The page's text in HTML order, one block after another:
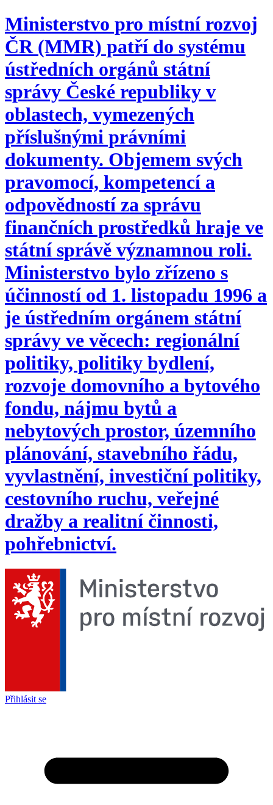
Ministerstvo pro místní rozvoj
ČR (MMR) patří do systému
ústředních orgánů státní
správy České republiky v
oblastech, vymezených
příslušnými právními
dokumenty. Objemem svých
pravomocí, kompetencí a
odpovědností za správu
finančních prostředků hraje ve
státní správě významnou roli.
Ministerstvo bylo zřízeno s
účinností od 1. listopadu 1996 a
je ústředním orgánem státní
správy ve věcech: regionální
politiky, politiky bydlení,
rozvoje domovního a bytového
fondu, nájmu bytů a
nebytových prostor, územního
plánování, stavebního řádu,
vyvlastnění, investiční politiky,
cestovního ruchu, veřejné
dražby a realitní činnosti,
pohřebnictví.
Přihlásit se